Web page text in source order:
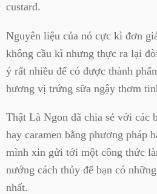
custard.
Nguyên liệu của nó cực kì đơn
không cầu kì nhưng thực ra lại
ý rất nhiều để có được thành
hương vị trứng sữa ngậy thơm
Thật Là Ngon đã chia sẻ với các
hay caramen bằng phương pháp
mình xin gửi tới một công thức
nướng cách thủy để bạn có
nhất.